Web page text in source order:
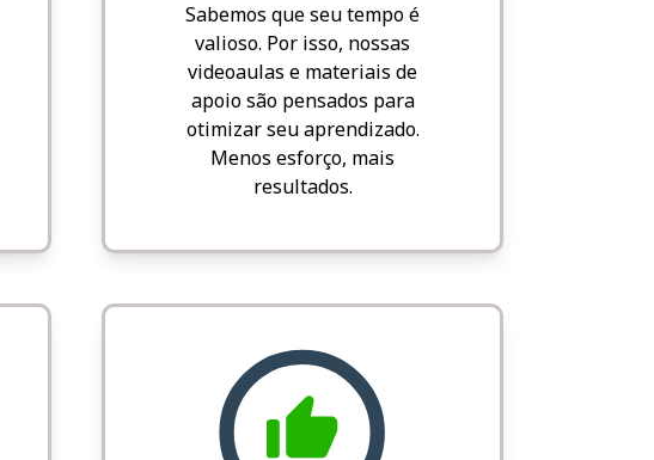
Sabemos que seu tempo é
valioso. Por isso, nossas
videoaulas e materiais de
apoio são pensados para
otimizar seu aprendizado.
Menos esforço, mais
resultados.